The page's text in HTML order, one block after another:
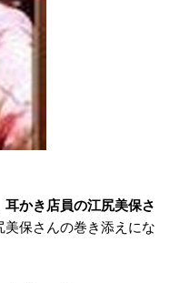
耳かき店員の江尻美保さ
保さんの巻き添えにな